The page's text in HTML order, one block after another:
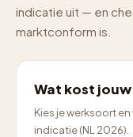
indicatie uit — en
marktconform is.
Wat kost jouw
Kies je werksoort
indicatie (NL 2026).